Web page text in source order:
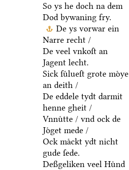
So ys he doch na dem
Dod bywaning fry.
De ys vorwar ein
Narre recht /
De veel vnkoſt an
Jagent lecht.
Sick ſuͤlueſt grote moͤye
an deith /
De eddele tydt darmit
henne gheit /
Vnnuͤtte / vnd ock de
Joͤget mede /
Ock maͤckt ydt nicht
gude ſede.
Deßgeliken veel Huͤnd